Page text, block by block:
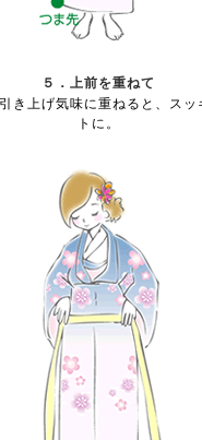
５．上前を重ねて
き上げ気味に重ねると、スッ
トに。